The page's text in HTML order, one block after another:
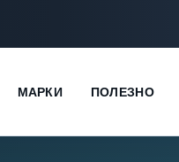
МАРКИ ПОЛЕЗНО